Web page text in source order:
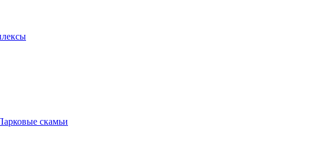
скамьи